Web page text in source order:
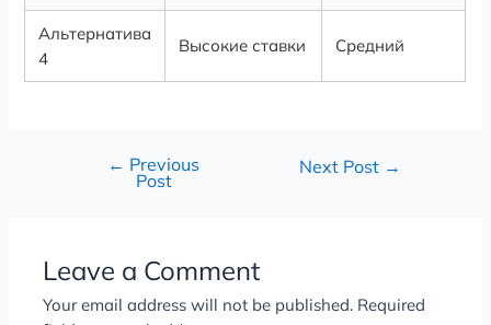
Альтернатива
4
Высокие ставки Средний
← Previous
Post
Next Post →
Leave a Comment
Your email address will not be published. Required